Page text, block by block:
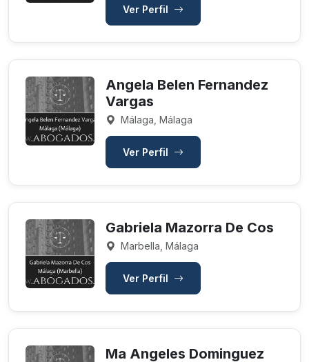
Ver Perfil
Angela Belen Fernandez
Vargas
Málaga, Málaga
Ver Perfil
Gabriela Mazorra De Cos
Marbella, Málaga
Ver Perfil
Ma Angeles Dominguez